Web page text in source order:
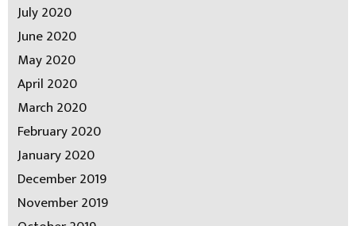
July 2020
June 2020
May 2020
April 2020
March 2020
February 2020
January 2020
December 2019
November 2019